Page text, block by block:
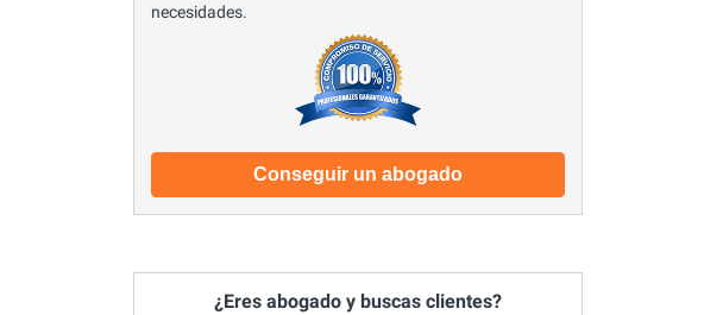
necesidades.
Conseguir un abogado
¿Eres abogado y buscas clientes?